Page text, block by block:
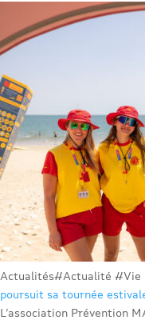
Actualités#Actualité #Vie
poursuit sa tournée
L’association Prévention